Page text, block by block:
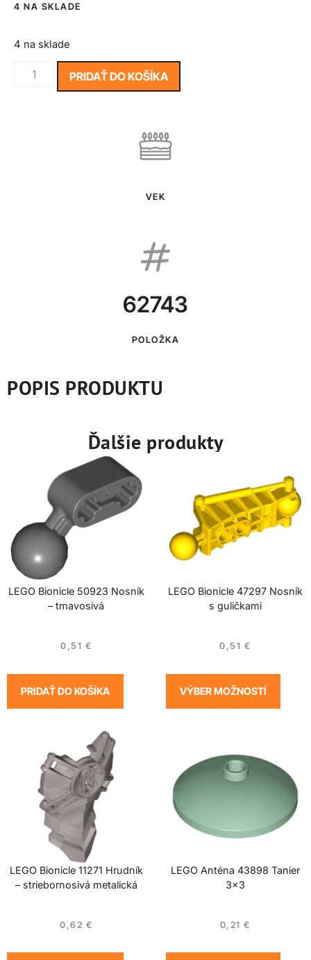
4 NA SKLADE
4 na sklade
PRIDAŤ DO KOŠÍKA
VEK
62743
POLOŽKA
POPIS PRODUKTU
Ďalšie produkty
LEGO Bionicle 50923 Nosník
– tmavosivá
0,51 €
PRIDAŤ DO KOŠÍKA
LEGO Bionicle 47297 Nosník
s guličkami
0,51 €
VÝBER MOŽNOSTÍ
LEGO Bionicle 11271 Hrudník
– striebornosivá metalická
0,62 €
LEGO Anténa 43898 Tanier
3×3
0,21 €